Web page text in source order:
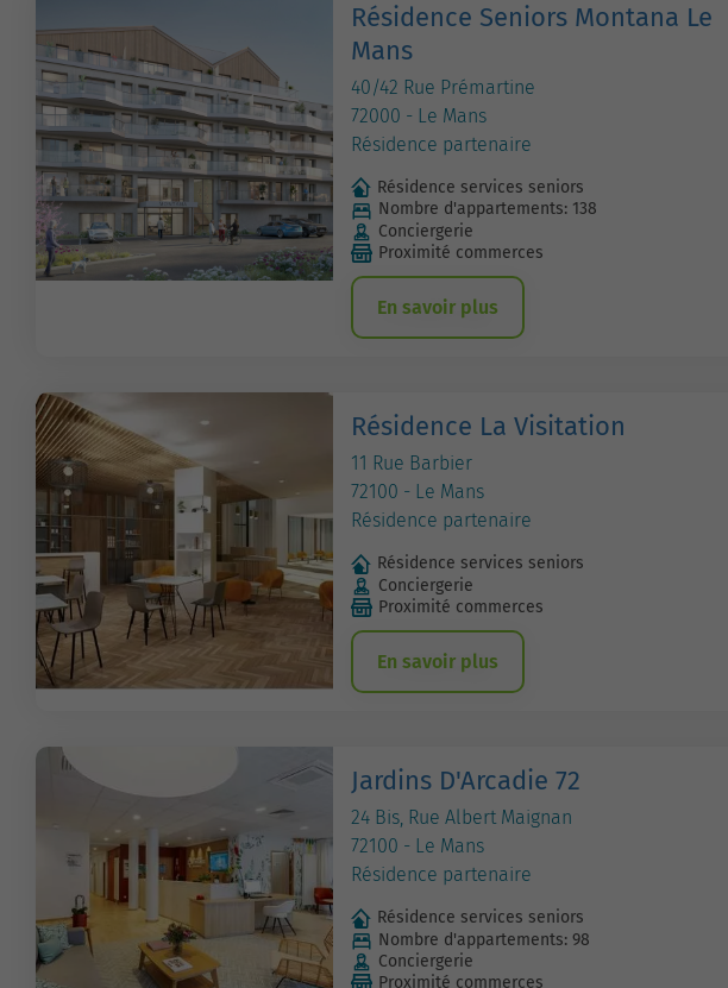
Résidence Seniors Montana Le
Mans
40/42 Rue Prémartine
72000 - Le Mans
Résidence partenaire
Résidence services seniors
Nombre d'appartements: 138
Conciergerie
Proximité commerces
En savoir plus
Résidence La Visitation
11 Rue Barbier
72100 - Le Mans
Résidence partenaire
Résidence services seniors
Conciergerie
Proximité commerces
En savoir plus
Jardins D'Arcadie 72
24 Bis, Rue Albert Maignan
72100 - Le Mans
Résidence partenaire
Résidence services seniors
Nombre d'appartements: 98
Conciergerie
Proximité commerces